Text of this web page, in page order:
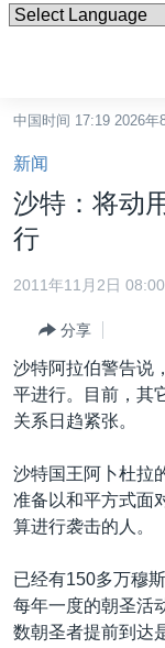
碍
链
接
跳
转
内
转
到
导
跳
转
到
索
中国
国际
最新国际新闻
印太
欧洲
非洲
美洲
全球议题
分类新闻
经济·金融·贸易
人权·法律·宗教
科教·文娱·体健
军事
劳工
环境
美中关系
热点专题
白宫要闻
国会报道
美中关系
美国建国250周年
VOA视频
VOA今日焦点
中文广播
关注我们
中国时间 17:19 2026年
新闻
沙特：将动
行
2011年11月2日 08:00
分享
沙特阿拉伯警告说
平进行。目前，其
关系日趋紧张。
沙特国王阿卜杜拉
准备以和平方式面
算进行袭击的人。
已经有150多万穆
每年一度的朝圣活
数朝圣者提前到达